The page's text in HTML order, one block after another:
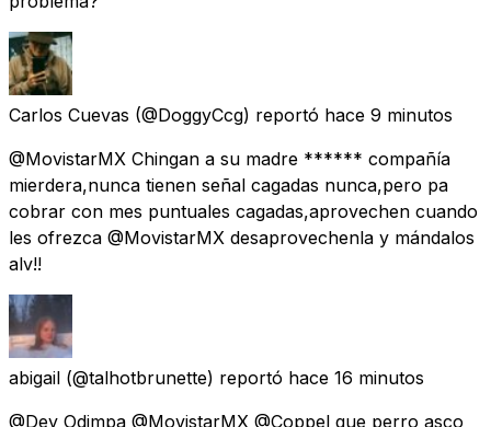
Carlos Cuevas (@DoggyCcg) reportó hace 9 minutos
@MovistarMX Chingan a su madre ****** compañía
mierdera,nunca tienen señal cagadas nunca,pero pa
cobrar con mes puntuales cagadas,aprovechen cuando
les ofrezca @MovistarMX desaprovechenla y mándalos
alv!!
abigail (@talhotbrunette) reportó hace 16 minutos
@Dey_Odimpa @MovistarMX @Coppel que perro asco